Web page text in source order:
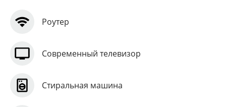
Роутер
Современный телевизор
Стиральная машина